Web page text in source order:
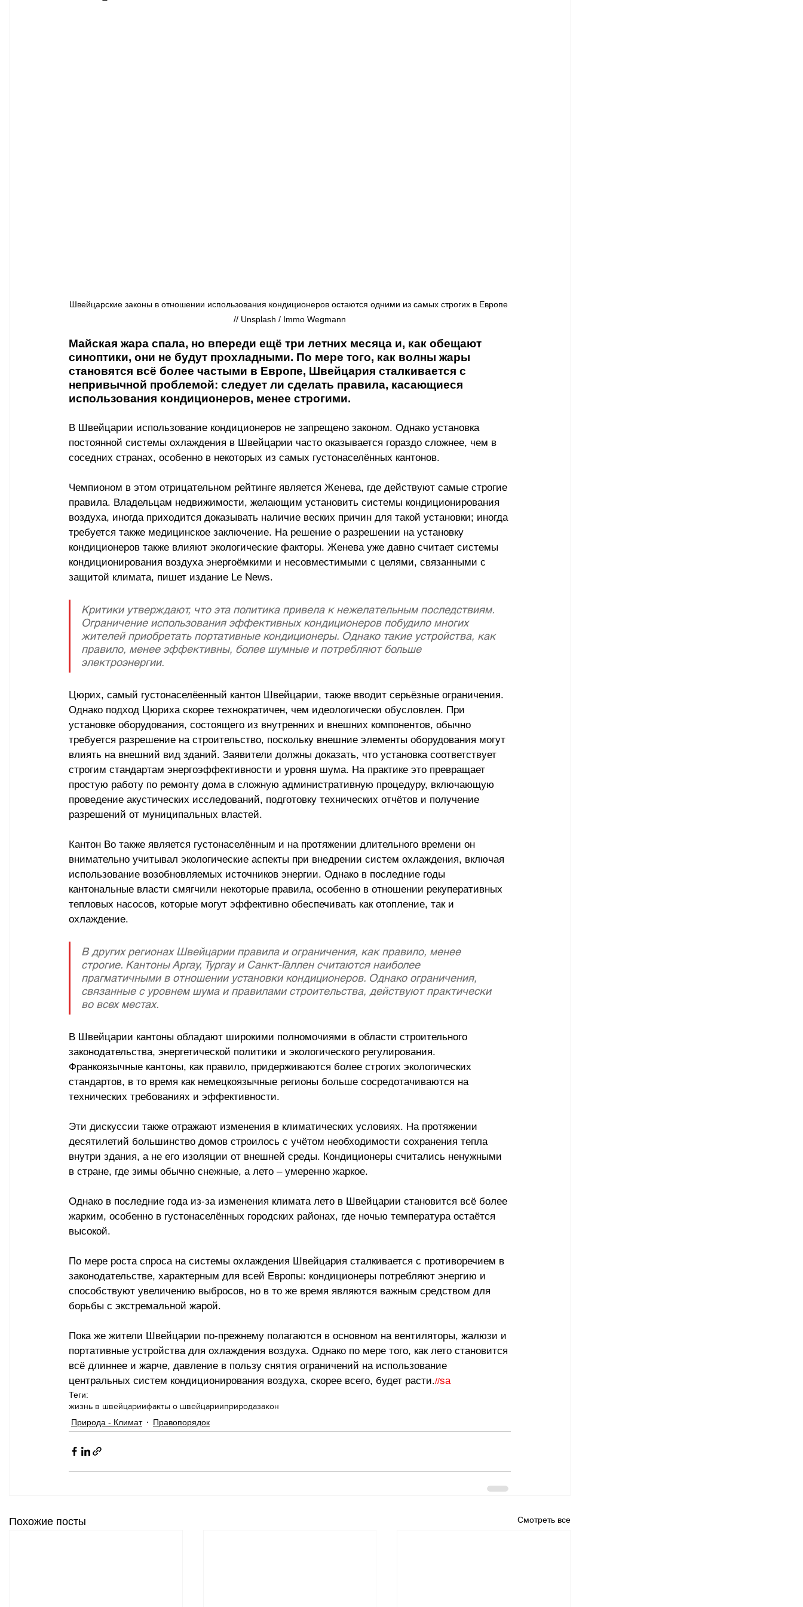
Швейцарские законы в отношении использования кондиционеров остаются одними из самых строгих в Европе
// Unsplash / Immo Wegmann
Майская жара спала, но впереди ещё три летних месяца и, как обещают
синоптики, они не будут прохладными. По мере того, как волны жары
становятся всё более частыми в Европе, Швейцария сталкивается с
непривычной проблемой: следует ли сделать правила, касающиеся
использования кондиционеров, менее строгими.
В Швейцарии использование кондиционеров не запрещено законом. Однако установка
постоянной системы охлаждения в Швейцарии часто оказывается гораздо сложнее, чем в
соседних странах, особенно в некоторых из самых густонаселённых кантонов.
Чемпионом в этом отрицательном рейтинге является Женева, где действуют самые строгие
правила. Владельцам недвижимости, желающим установить системы кондиционирования
воздуха, иногда приходится доказывать наличие веских причин для такой установки; иногда
требуется также медицинское заключение. На решение о разрешении на установку
кондиционеров также влияют экологические факторы. Женева уже давно считает системы
кондиционирования воздуха энергоёмкими и несовместимыми с целями, связанными с
защитой климата, пишет издание Le News.
Критики утверждают, что эта политика привела к нежелательным последствиям.
Ограничение использования эффективных кондиционеров побудило многих
жителей приобретать портативные кондиционеры. Однако такие устройства, как
правило, менее эффективны, более шумные и потребляют больше
электроэнергии.
Цюрих, самый густонаселёенный кантон Швейцарии, также вводит серьёзные ограничения.
Однако подход Цюриха скорее технократичен, чем идеологически обусловлен. При
установке оборудования, состоящего из внутренних и внешних компонентов, обычно
требуется разрешение на строительство, поскольку внешние элементы оборудования могут
влиять на внешний вид зданий. Заявители должны доказать, что установка соответствует
строгим стандартам энергоэффективности и уровня шума. На практике это превращает
простую работу по ремонту дома в сложную административную процедуру, включающую
проведение акустических исследований, подготовку технических отчётов и получение
разрешений от муниципальных властей.
Кантон Во также является густонаселённым и на протяжении длительного времени он
внимательно учитывал экологические аспекты при внедрении систем охлаждения, включая
использование возобновляемых источников энергии. Однако в последние годы
кантональные власти смягчили некоторые правила, особенно в отношении рекуперативных
тепловых насосов, которые могут эффективно обеспечивать как отопление, так и
охлаждение.
В других регионах Швейцарии правила и ограничения, как правило, менее
строгие. Кантоны Аргау, Тургау и Санкт-Галлен считаются наиболее
прагматичными в отношении установки кондиционеров. Однако ограничения,
связанные с уровнем шума и правилами строительства, действуют практически
во всех местах.
В Швейцарии кантоны обладают широкими полномочиями в области строительного
законодательства, энергетической политики и экологического регулирования.
Франкоязычные кантоны, как правило, придерживаются более строгих экологических
стандартов, в то время как немецкоязычные регионы больше сосредотачиваются на
технических требованиях и эффективности.
Эти дискуссии также отражают изменения в климатических условиях. На протяжении
десятилетий большинство домов строилось с учётом необходимости сохранения тепла
внутри здания, а не его изоляции от внешней среды. Кондиционеры считались ненужными
в стране, где зимы обычно снежные, а лето – умеренно жаркое.
Однако в последние года из-за изменения климата лето в Швейцарии становится всё более
жарким, особенно в густонаселённых городских районах, где ночью температура остаётся
высокой.
По мере роста спроса на системы охлаждения Швейцария сталкивается с противоречием в
законодательстве, характерным для всей Европы: кондиционеры потребляют энергию и
способствуют увеличению выбросов, но в то же время являются важным средством для
борьбы с экстремальной жарой.
Пока же жители Швейцарии по-прежнему полагаются в основном на вентиляторы, жалюзи и
портативные устройства для охлаждения воздуха. Однако по мере того, как лето становится
всё длиннее и жарче, давление в пользу снятия ограничений на использование
центральных систем кондиционирования воздуха, скорее всего, будет расти.//sa
Теги:
жизнь в швейцариифакты о швейцарииприродазакон
Природа - Климат
Правопорядок
Похожие посты Смотреть все